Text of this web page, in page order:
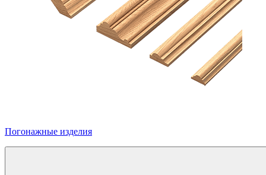
Погонажные изделия